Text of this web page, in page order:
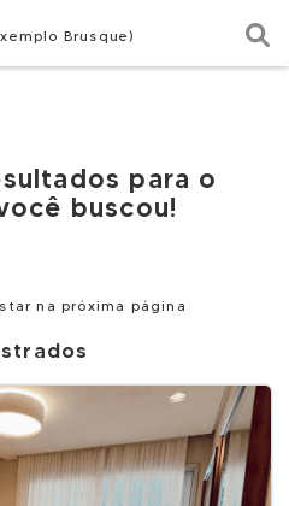
Brusque)
para o
buscou!
na próxima página